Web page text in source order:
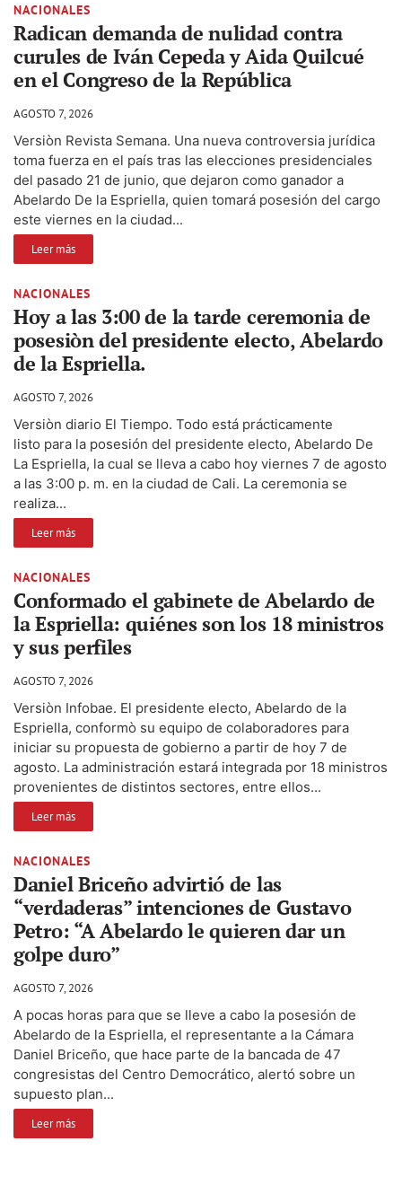
NACIONALES
Radican demanda de nulidad contra
curules de Iván Cepeda y Aida Quilcué
en el Congreso de la República
AGOSTO 7, 2026
Versiòn Revista Semana. Una nueva controversia jurídica
toma fuerza en el país tras las elecciones presidenciales
del pasado 21 de junio, que dejaron como ganador a
Abelardo De la Espriella, quien tomará posesión del cargo
este viernes en la ciudad...
Leer más
NACIONALES
Hoy a las 3:00 de la tarde ceremonia de
posesiòn del presidente electo, Abelardo
de la Espriella.
AGOSTO 7, 2026
Versiòn diario El Tiempo. Todo está prácticamente
listo para la posesión del presidente electo, Abelardo De
La Espriella, la cual se lleva a cabo hoy viernes 7 de agosto
a las 3:00 p. m. en la ciudad de Cali. La ceremonia se
realiza...
Leer más
NACIONALES
Conformado el gabinete de Abelardo de
la Espriella: quiénes son los 18 ministros
y sus perfiles
AGOSTO 7, 2026
Versiòn Infobae. El presidente electo, Abelardo de la
Espriella, conformò su equipo de colaboradores para
iniciar su propuesta de gobierno a partir de hoy 7 de
agosto. La administración estará integrada por 18 ministros
provenientes de distintos sectores, entre ellos...
Leer más
NACIONALES
Daniel Briceño advirtió de las
“verdaderas” intenciones de Gustavo
Petro: “A Abelardo le quieren dar un
golpe duro”
AGOSTO 7, 2026
A pocas horas para que se lleve a cabo la posesión de
Abelardo de la Espriella, el representante a la Cámara
Daniel Briceño, que hace parte de la bancada de 47
congresistas del Centro Democrático, alertó sobre un
supuesto plan...
Leer más